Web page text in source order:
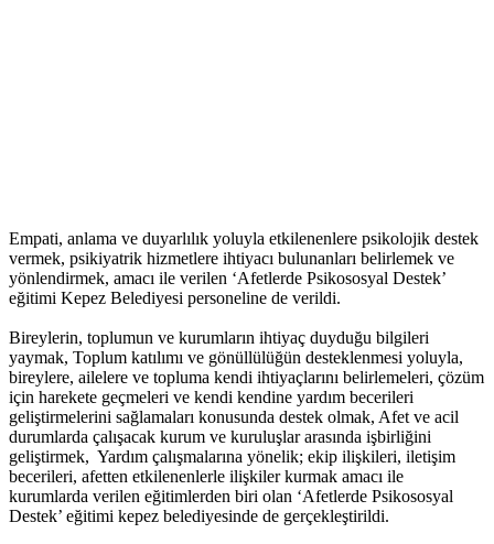
Empati, anlama ve duyarlılık yoluyla etkilenenlere psikolojik destek
vermek, psikiyatrik hizmetlere ihtiyacı bulunanları belirlemek ve
yönlendirmek, amacı ile verilen ‘Afetlerde Psikososyal Destek’
eğitimi Kepez Belediyesi personeline de verildi.
Bireylerin, toplumun ve kurumların ihtiyaç duyduğu bilgileri
yaymak, Toplum katılımı ve gönüllülüğün desteklenmesi yoluyla,
bireylere, ailelere ve topluma kendi ihtiyaçlarını belirlemeleri, çözüm
için harekete geçmeleri ve kendi kendine yardım becerileri
geliştirmelerini sağlamaları konusunda destek olmak, Afet ve acil
durumlarda çalışacak kurum ve kuruluşlar arasında işbirliğini
geliştirmek, Yardım çalışmalarına yönelik; ekip ilişkileri, iletişim
becerileri, afetten etkilenenlerle ilişkiler kurmak amacı ile
kurumlarda verilen eğitimlerden biri olan ‘Afetlerde Psikososyal
Destek’ eğitimi kepez belediyesinde de gerçekleştirildi.